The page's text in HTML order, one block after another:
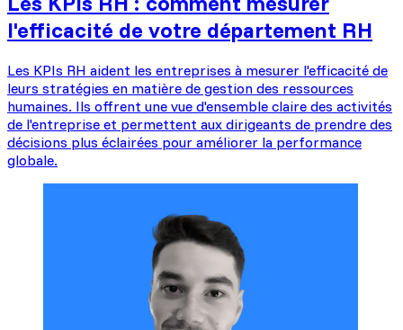
l'efficacité de votre département RH
Les KPIs RH aident les entreprises à mesurer l'efficacité de
leurs stratégies en matière de gestion des ressources
humaines. Ils offrent une vue d'ensemble claire des activités
de l'entreprise et permettent aux dirigeants de prendre des
décisions plus éclairées pour améliorer la performance
globale.